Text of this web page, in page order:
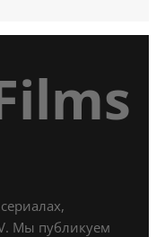
Мы публикуем